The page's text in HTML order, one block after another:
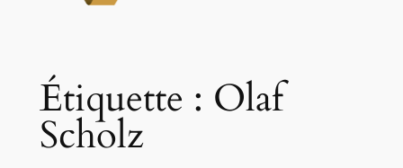
Étiquette : Olaf
Scholz